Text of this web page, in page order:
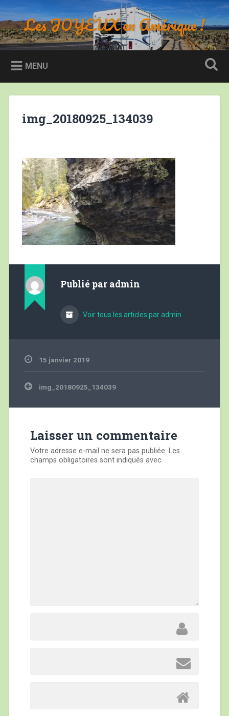
au
contenu
principal
RechercheLes JOYEUX en Amérique !
MENU
img_20180925_134039
Publié par admin
Voir tous les articles par admin
15 janvier 2019
Navigation
de
img_20180925_134039
Laisser un commentaire
Votre adresse e-mail ne sera pas publiée. Les
champs obligatoires sont indiqués avec